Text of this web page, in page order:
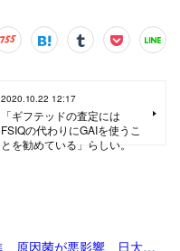
2020.10.22 12:17
「ギフテッドの査定には
FSIQの代わりにGAIを使うこ
とを勧めている」らしい。
「歯周病がインフルエンザ感染を促進 原因菌が悪影響、日大チーム確認：朝日新聞」